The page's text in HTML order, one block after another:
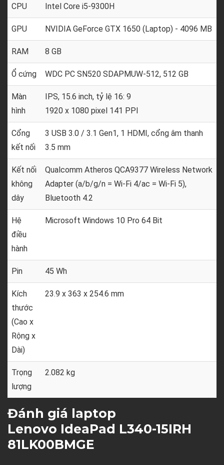
CPU Intel Core i5-9300H
GPU NVIDIA GeForce GTX 1650 (Laptop) - 4096 MB
RAM 8 GB
Ổ cứng WDC PC SN520 SDAPMUW-512, 512 GB
Màn
hình
IPS, 15.6 inch, tỷ lệ 16: 9
1920 x 1080 pixel 141 PPI
Cổng
kết nối
3 USB 3.0 / 3.1 Gen1, 1 HDMI, cổng âm thanh
3.5 mm
Kết nối
không
dây
Qualcomm Atheros QCA9377 Wireless Network
Adapter (a/b/g/n = Wi-Fi 4/ac = Wi-Fi 5),
Bluetooth 4.2
Hệ
điều
hành
Microsoft Windows 10 Pro 64 Bit
Pin 45 Wh
Kích
thước
(Cao x
Rộng x
Dài)
23.9 x 363 x 254.6 mm
Trọng
lượng
2.082 kg
Đánh giá laptop
Lenovo IdeaPad L340-15IRH
81LK00BMGE